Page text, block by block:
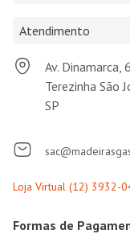
Atendimento
Av. Dinamarca,
Terezinha São
SP
Formas de